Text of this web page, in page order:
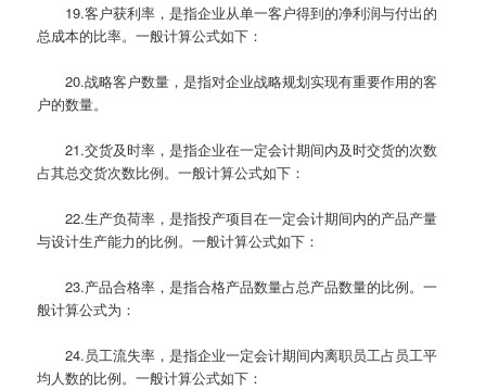
19.客户获利率，是指企业从单一客户得到的净利润与付出的
总成本的比率。一般计算公式如下：
20.战略客户数量，是指对企业战略规划实现有重要作用的客
户的数量。
21.交货及时率，是指企业在一定会计期间内及时交货的次数
占其总交货次数比例。一般计算公式如下：
22.生产负荷率，是指投产项目在一定会计期间内的产品产量
与设计生产能力的比例。一般计算公式如下：
23.产品合格率，是指合格产品数量占总产品数量的比例。一
般计算公式为：
24.员工流失率，是指企业一定会计期间内离职员工占员工平
均人数的比例。一般计算公式如下：